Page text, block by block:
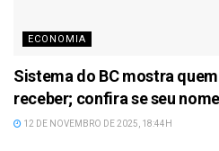
ECONOMIA
Sistema do BC mostra
receber; confira se seu
12 DE NOVEMBRO DE 2025, 18:44H